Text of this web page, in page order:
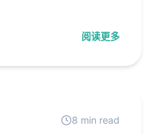
阅读更多
8 min read